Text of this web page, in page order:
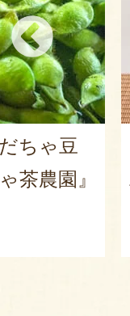
ちゃ豆
茶農園』